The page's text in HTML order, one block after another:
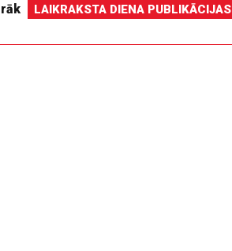
LAIKRAKSTA DIENA PUBLIKĀCIJAS